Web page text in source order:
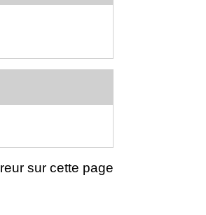
sur cette page